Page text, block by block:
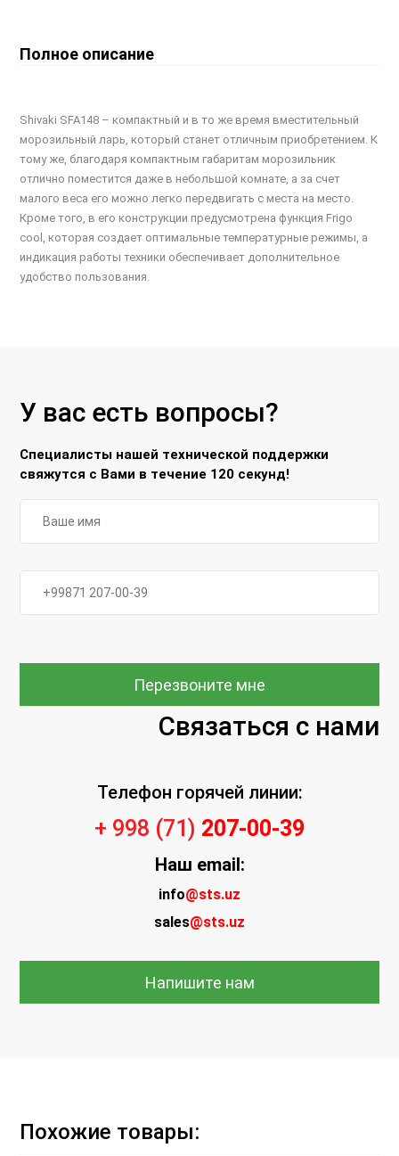
Полное описание
Shivaki SFA148 – компактный и в то же время вместительный
морозильный ларь, который станет отличным приобретением. К
тому же, благодаря компактным габаритам морозильник
отлично поместится даже в небольшой комнате, а за счет
малого веса его можно легко передвигать с места на место.
Кроме того, в его конструкции предусмотрена функция Frigo
cool, которая создает оптимальные температурные режимы, а
индикация работы техники обеспечивает дополнительное
удобство пользования.
У вас есть вопросы?
Специалисты нашей технической поддержки
свяжутся с Вами в течение 120 секунд!
Перезвоните мне
Связаться с нами
Телефон горячей линии:
+ 998 (71) 207-00-39
Наш email:
info@sts.uz
sales@sts.uz
Напишите нам
Похожие товары: